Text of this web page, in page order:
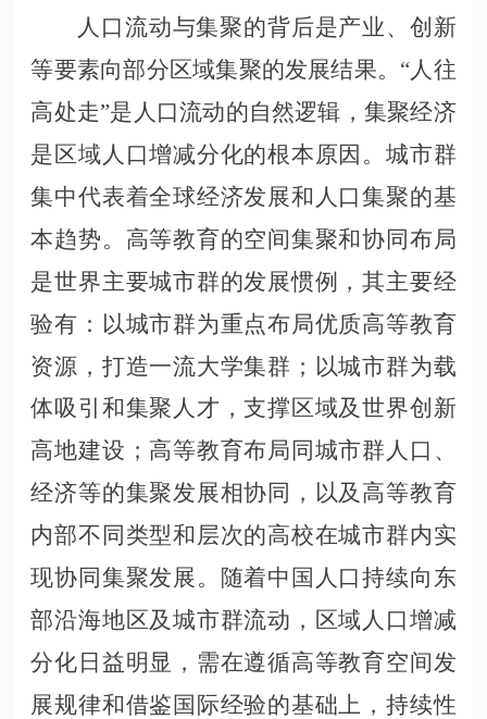
人口流动与集聚的背后是产业、创新
等要素向部分区域集聚的发展结果。 “人往
高处走”是人口流动的自然逻辑，集聚经济
是区域人口增减分化的根本原因。城市群
集中代表着全球经济发展和人口集聚的基
本趋势。高等教育的空间集聚和协同布局
是世界主要城市群的发展惯例，其主要经
验有：以城市群为重点布局优质高等教育
资源，打造一流大学集群；以城市群为载
体吸引和集聚人才，支撑区域及世界创新
高地建设；高等教育布局同城市群人口、
经济等的集聚发展相协同，以及高等教育
内部不同类型和层次的高校在城市群内实
现协同集聚发展。随着中国人口持续向东
部沿海地区及城市群流动，区域人口增减
分化日益明显，需在遵循高等教育空间发
展规律和借鉴国际经验的基础上，持续性